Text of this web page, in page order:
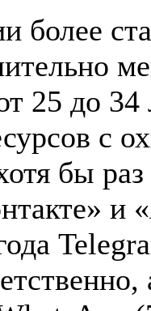
более
25 до
с
бы
и